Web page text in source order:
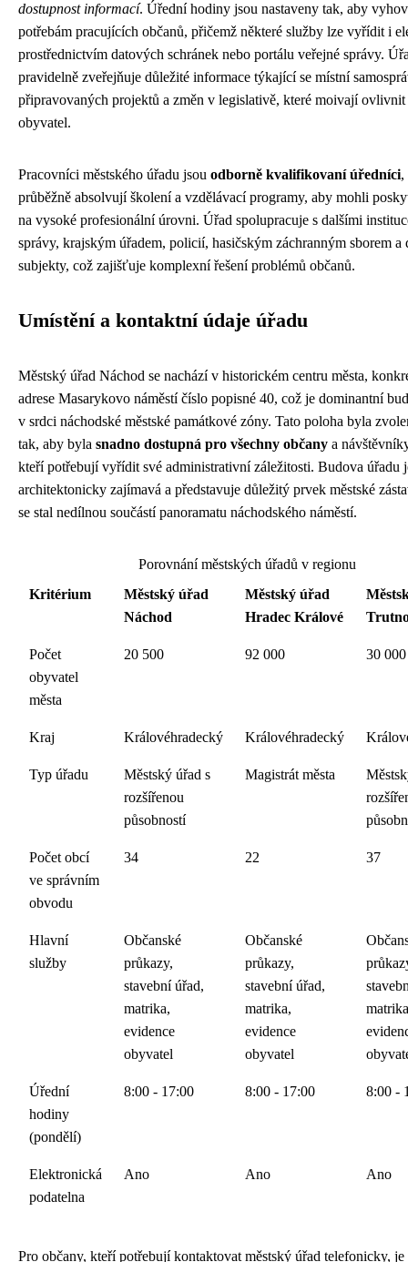
dostupnost informací. Úřední hodiny jsou nastaveny tak, aby
potřebám pracujících občanů, přičemž některé služby lze vyřídit i
prostřednictvím datových schránek nebo portálu veřejné správy.
pravidelně zveřejňuje důležité informace týkající se místní
připravovaných projektů a změn v legislativě, které moivají
obyvatel.
Pracovníci městského úřadu jsou odborně kvalifikovaní úředníci,
průběžně absolvují školení a vzdělávací programy, aby mohli
na vysoké profesionální úrovni. Úřad spolupracuje s dalšími
správy, krajským úřadem, policií, hasičským záchranným sborem a
subjekty, což zajišťuje komplexní řešení problémů občanů.
Umístění a kontaktní údaje úřadu
Městský úřad Náchod se nachází v historickém centru města,
adrese Masarykovo náměstí číslo popisné 40, což je dominantní
v srdci náchodské městské památkové zóny. Tato poloha byla
tak, aby byla snadno dostupná pro všechny občany a
kteří potřebují vyřídit své administrativní záležitosti. Budova úřadu
architektonicky zajímavá a představuje důležitý prvek městské
se stal nedílnou součástí panoramatu náchodského náměstí.
Porovnání městských úřadů v regionu
Kritérium
Městský úřad
Náchod
Městský úřad
Hradec Králové
Počet
obyvatel
města
20 500 92 000 30 000
Kraj Královéhradecký Královéhradecký
Typ úřadu
Městský úřad s
rozšířenou
působností
Magistrát města
Počet obcí
ve správním
obvodu
34 22 37
Hlavní
služby
Občanské
průkazy,
stavební úřad,
matrika,
evidence
obyvatel
Občanské
průkazy,
stavební úřad,
matrika,
evidence
obyvatel
Úřední
hodiny
(pondělí)
8:00 - 17:00 8:00 - 17:00 8:00 -
Elektronická
podatelna
Ano Ano Ano
Pro občany, kteří potřebují kontaktovat městský úřad telefonicky,